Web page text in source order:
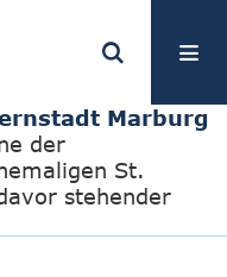
Marburg
der
St.
stehender